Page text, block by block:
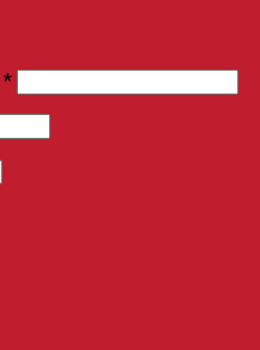
*Bắt
buộc